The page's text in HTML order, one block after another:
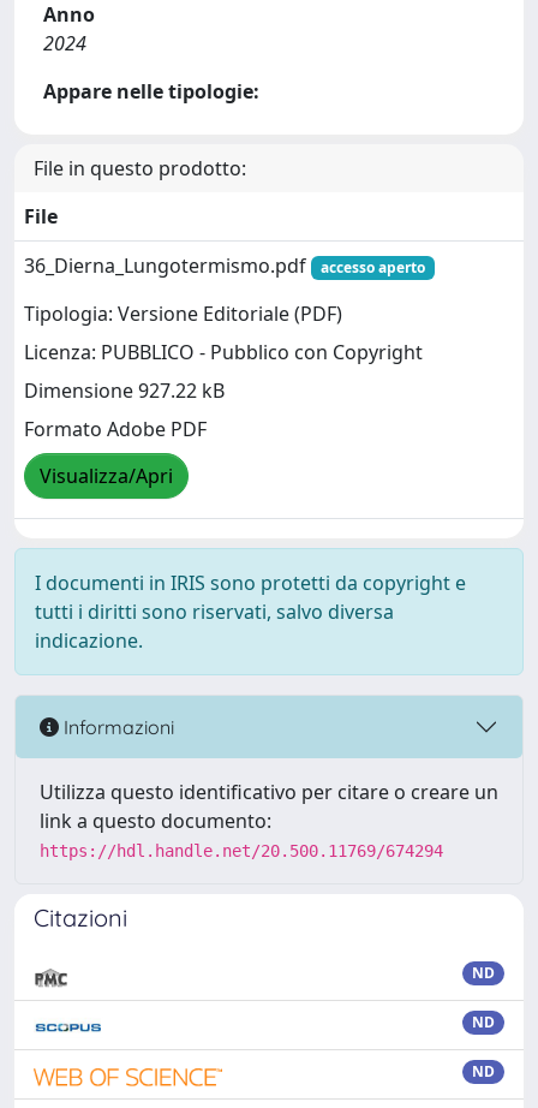
Anno
2024
Appare nelle tipologie:
File in questo prodotto:
File
36_Dierna_Lungotermismo.pdf
accesso aperto
Tipologia: Versione Editoriale (PDF)
Licenza: PUBBLICO - Pubblico con Copyright
Dimensione 927.22 kB
Formato Adobe PDF
Visualizza/Apri
I documenti in IRIS sono protetti da copyright e
tutti i diritti sono riservati, salvo diversa
indicazione.
Informazioni
Utilizza questo identificativo per citare o creare un
link a questo documento:
https://hdl.handle.net/20.500.11769/674294
Citazioni
ND
ND
ND